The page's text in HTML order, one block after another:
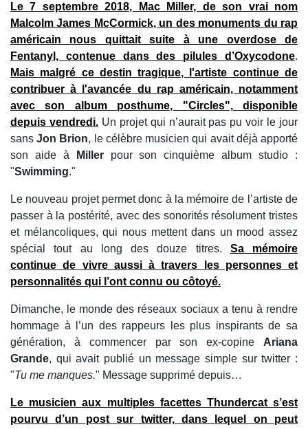
Le 7 septembre 2018, Mac Miller, de son vrai nom
Malcolm James McCormick, un des monuments du rap
américain nous quittait suite à une overdose de
Fentanyl, contenue dans des pilules d’Oxycodone.
Mais malgré ce destin tragique, l'artiste continue de
contribuer à l'avancée du rap américain, notamment
avec son album posthume, "Circles", disponible
depuis vendredi.Un projet qui n’aurait pas pu voir le jour
sansJon Brion, le célèbre musicien qui avait déjà apporté
son aide à Miller pour son cinquième album studio :
"Swimming."
Le nouveau projet permet donc à la mémoire de l’artiste de
passer à la postérité, avec des sonorités résolument tristes
et mélancoliques, qui nous mettent dans un mood assez
spécial tout au long des douze titres. Sa mémoire
continue de vivre aussi à travers les personnes et
personnalités qui l’ont connu ou côtoyé.
Dimanche, le monde des réseaux sociaux a tenu à rendre
hommage à l’un des rappeurs les plus inspirants de sa
génération, à commencer par son ex-copine Ariana
Grande, qui avait publié un message simple sur twitter :
"Tu me manques." Message supprimé depuis…
Le musicien aux multiples facettes Thundercats’est
pourvu d’un post sur twitter, dans lequel on peut